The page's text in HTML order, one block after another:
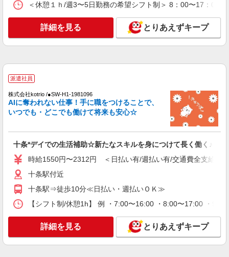
小規模多機能型居宅介護 せらび王子/1380000193-030
介護職員（ヘルパー）（役職なし）
＜給与補足＞※居住支援特別手当20,000円/月（週
キープ 詳細を見る
派遣社員
株式会社kotrio /●SW-H1-1816710
『東十条』デイサービスで運転できる方急募★
通費全支給(ガソリン代含む)＞
東京都北区
キープ 詳細を見る
アルバイト パート
＜休憩１ｈ/週3〜5日勤務の希望シフト制＞ 8：00〜17：
詳細を見る とりあえずキープ
派遣社員
株式会社kotrio /●SW-H1-1981096
AIに奪われない仕事！手に職をつけることで、
いつでも・どこでも働けて将来も安心☆
十条*デイでの生活補助☆新たなスキルを身につけて長く働く♪
時給1550円〜2312円 ＜日払い有/週払い有/交通費全支給(ガ
十条駅付近
十条駅⇒徒歩10分≪日払い・週払いＯＫ≫
【シフト制/休憩1h】 例 ・7:00〜16:00 ・8:00〜17:00 ・
詳細を見る とりあえずキープ